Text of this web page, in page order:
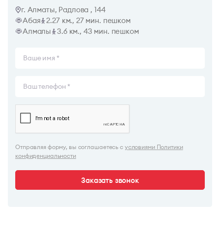
г. Алматы, Радлова , 144
Абая
2.27 км., 27 мин. пешком
Алмалы
3.6 км., 43 мин. пешком
Отправляя форму, вы соглашаетесь с условиями Политики
конфиденциальности
Заказать звонок